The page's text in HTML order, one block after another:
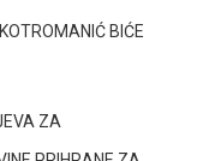
BIĆE
ZA